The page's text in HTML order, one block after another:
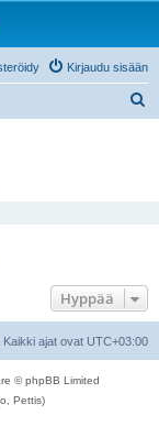
Kirjaudu sisään
Hyppää
Kaikki ajat ovat UTC+03:00
© phpBB Limited
Pettis)